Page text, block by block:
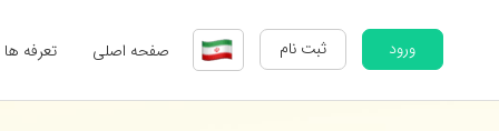
ورود ثبت نام صفحه اصلی تعرفه ها